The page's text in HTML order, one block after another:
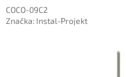
COCO-09C2
Značka: Instal-Projekt